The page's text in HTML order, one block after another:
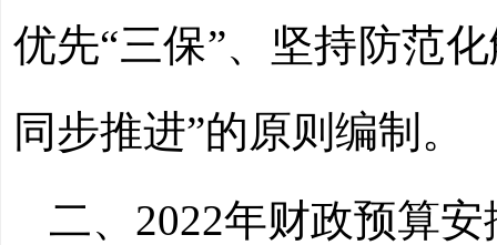
优先“三保”、坚持防范
同步推进”的原则编制。
二、 2022年财政预算安